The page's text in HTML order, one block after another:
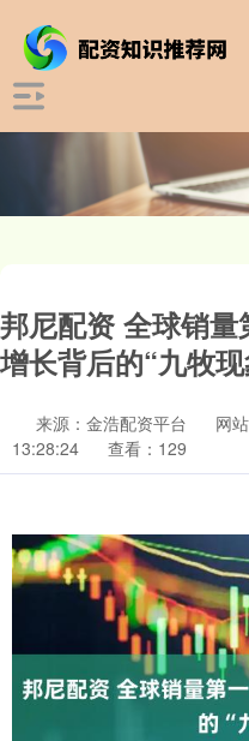
邦尼配资 全球销
增长背后的“九牧
来源：金浩配资平台 网
13:28:24
查看：129